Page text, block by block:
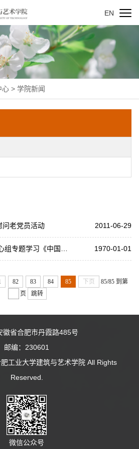
EN
心 > 学院新闻
问老党员活动 2011-06-29
学院党委理论学习中心组专题学习《中国共产党问责条例》 1970-01-01
82 83 84 85 下页 85/85 到第
页
跳转
徽省合肥市丹霞路485号
邮编：230601
工业大学建筑与艺术学院 All Rights
Reserved.
微信公众号